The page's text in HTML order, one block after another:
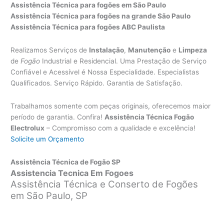
Assistência Técnica para fogões em São Paulo
Assistência Técnica para fogões na grande São Paulo
Assistência Técnica para fogões ABC Paulista
Realizamos Serviços de Instalação, Manutenção e Limpeza
de Fogão Industrial e Residencial. Uma Prestação de Serviço
Confiável e Acessível é Nossa Especialidade. Especialistas
Qualificados. Serviço Rápido. Garantia de Satisfação.
Trabalhamos somente com peças originais, oferecemos maior
período de garantia. Confira! Assistência Técnica Fogão
Electrolux – Compromisso com a qualidade e excelência!
Solicite um Orçamento
Assistência Técnica de Fogão SP
Assistencia Tecnica Em Fogoes
Assistência Técnica e Conserto de Fogões
em São Paulo, SP